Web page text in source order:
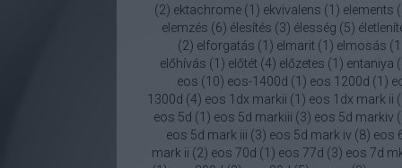
(2) ektachrome (1 ) ekvivalens (1 ) elements (
elemzés (6) élesítés (3) élesség (5)
(2) elforgatás (1 ) elmarit (1 ) elmosás (
előhívás (1 ) előtét (4) előzetes (1 ) entaniya (
eos (10) eos-1400d (1 ) eos 1200d (1 )
1300d (4) eos 1dx markii (1 ) eos 1dx mark ii (
eos 5d (1 ) eos 5d markiii (3) eos 5d markiv (
eos 5d mark iii (3) eos 5d mark iv (8) eos
mark ii (2) eos 70d (1 ) eos 77d (3) eos 7d